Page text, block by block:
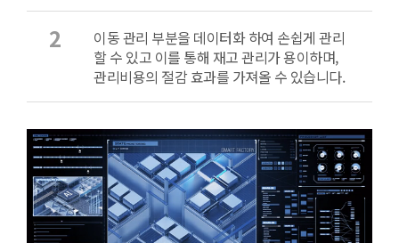
2
이동 관리 부분을 데이터화 하여 손쉽게 관리
할 수 있고 이를 통해 재고 관리가 용이하며,
관리비용의 절감 효과를 가져올 수 있습니다.